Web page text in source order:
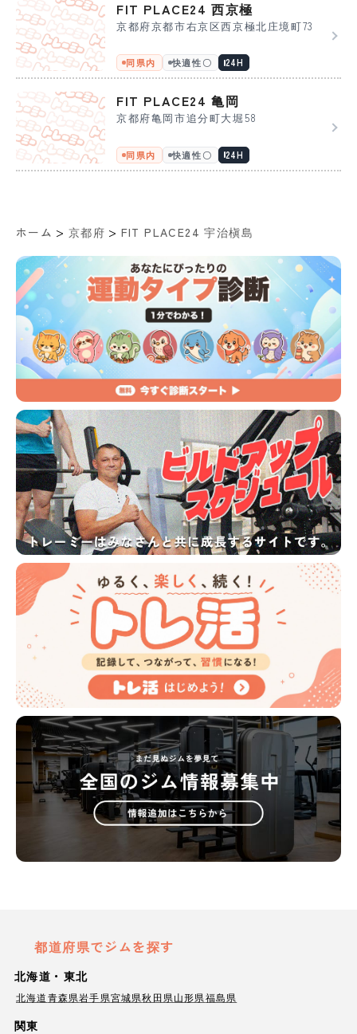
FIT PLACE24 西京極
京都府京都市右京区西京極北庄境町73
同県内 快適性〇 24H
FIT PLACE24 亀岡
京都府亀岡市追分町大堀58
同県内 快適性〇 24H
ホーム > 京都府 > FIT PLACE24 宇治槇島
都道府県でジムを探す
北海道・東北
北海道青森県岩手県宮城県秋田県山形県福島県
関東